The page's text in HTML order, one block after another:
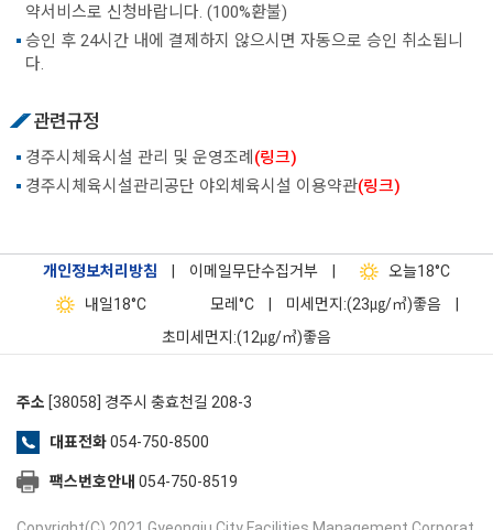
약서비스로 신청바랍니다. (100%환불)
승인 후 24시간 내에 결제하지 않으시면 자동으로 승인 취소됩니
다.
관련규정
경주시체육시설 관리 및 운영조례 (링크)
경주시체육시설관리공단 야외체육시설 이용약관(링크)
개인정보처리방침 이메일무단수집거부 오늘18°C
내일18°C 모레 °C 미세먼지:(23㎍/㎥)좋음
초미세먼지:(12㎍/㎥)좋음
주소 [38058] 경주시 충효천길 208-3
대표전화054-750-8500
팩스번호안내 054-750-8519